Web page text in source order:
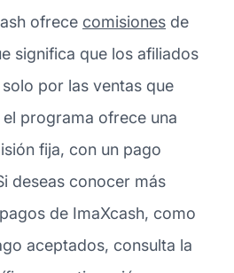
ofrece comisiones de
significa que los afiliados
por las ventas que
programa ofrece una
fija, con un pago
deseas conocer más
de ImaXcash, como
aceptados, consulta la